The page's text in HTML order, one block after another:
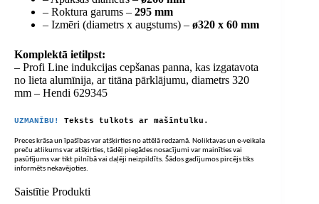
– Roktura garums – 295 mm
– Izmēri (diametrs x augstums) – ø320 x 60 mm
Komplektā ietilpst:
– Profi Line indukcijas cepšanas panna, kas izgatavota
no lieta alumīnija, ar titāna pārklājumu, diametrs 320
mm – Hendi 629345
UZMANĪBU! Teksts tulkots ar mašīntulku.
Preces krāsa un īpašības var atšķirties no attēlā redzamā. Noliktavas un e-veikala
preču atlikums var atšķirties, tādēļ piegādes nosacījumi var mainīties vai
pasūtījums var tikt pilnībā vai daļēji neizpildīts. Šādos gadījumos pircējs tiks
informēts nekavējoties.
Saistītie Produkti